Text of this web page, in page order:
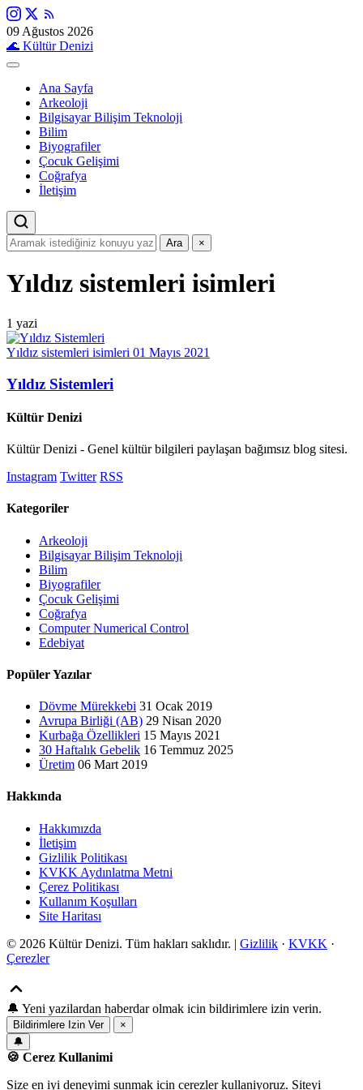
09 Ağustos 2026
🌊 Kültür Denizi
Ana Sayfa
Arkeoloji
Bilgisayar Bilişim Teknoloji
Bilim
Biyografiler
Çocuk Gelişimi
Coğrafya
İletişim
Ara ×
Yıldız sistemleri isimleri
1 yazi
Yıldız sistemleri isimleri 01 Mayıs 2021
Yıldız Sistemleri
Kültür Denizi
Kültür Denizi - Genel kültür bilgileri paylaşan bağımsız blog sitesi.
Instagram Twitter RSS
Kategoriler
Arkeoloji
Bilgisayar Bilişim Teknoloji
Bilim
Biyografiler
Çocuk Gelişimi
Coğrafya
Computer Numerical Control
Edebiyat
Popüler Yazılar
Dövme Mürekkebi 31 Ocak 2019
Avrupa Birliği (AB) 29 Nisan 2020
Kurbağa Özellikleri 15 Mayıs 2021
30 Haftalık Gebelik 16 Temmuz 2025
Üretim 06 Mart 2019
Hakkında
Hakkımızda
İletişim
Gizlilik Politikası
KVKK Aydınlatma Metni
Çerez Politikası
Kullanım Koşulları
Site Haritası
© 2026 Kültür Denizi. Tüm hakları saklıdır. | Gizlilik · KVKK ·
Çerezler
🔔 Yeni yazilardan haberdar olmak icin bildirimlere izin verin.
Bildirimlere Izin Ver
×
🔔
🍪 Cerez Kullanimi
Size en iyi deneyimi sunmak icin cerezler kullaniyoruz. Siteyi